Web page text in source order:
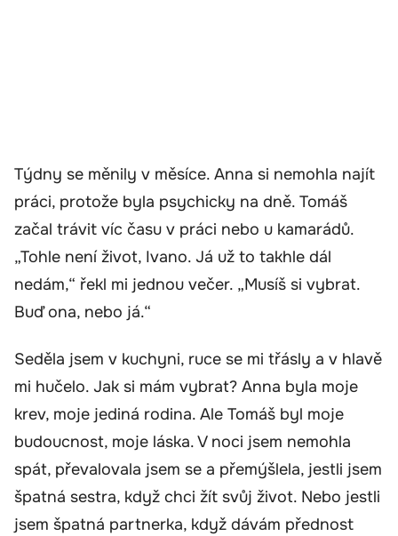
Týdny se měnily v měsíce. Anna si nemohla najít
práci, protože byla psychicky na dně. Tomáš
začal trávit víc času v práci nebo u kamarádů.
„Tohle není život, Ivano. Já už to takhle dál
nedám,“ řekl mi jednou večer. „Musíš si vybrat.
Buď ona, nebo já.“
Seděla jsem v kuchyni, ruce se mi třásly a v hlavě
mi hučelo. Jak si mám vybrat? Anna byla moje
krev, moje jediná rodina. Ale Tomáš byl moje
budoucnost, moje láska. V noci jsem nemohla
spát, převalovala jsem se a přemýšlela, jestli jsem
špatná sestra, když chci žít svůj život. Nebo jestli
jsem špatná partnerka, když dávám přednost